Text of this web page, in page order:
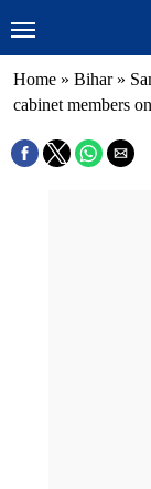
Home » Bihar»
cabinet members